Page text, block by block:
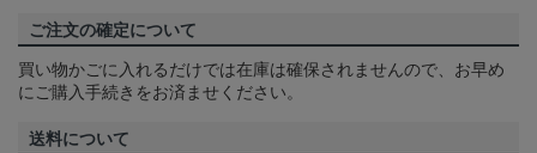
ご注文の確定について
買い物かごに入れるだけでは在庫は確保されませんので、お早め
にご購入手続きをお済ませください。
送料について